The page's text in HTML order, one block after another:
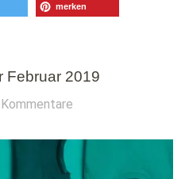
merken
Februar 2019